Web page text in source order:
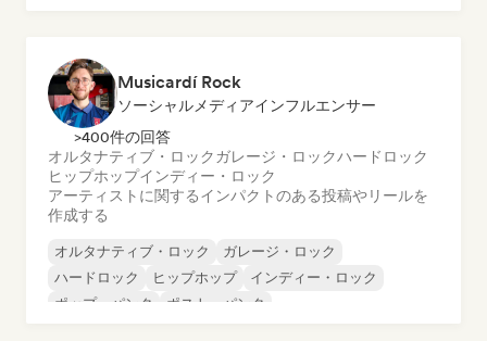
Musicardí Rock
ソーシャルメディアインフルエンサー
>400件の回答
オルタナティブ・ロックガレージ・ロックハードロック
ヒップホップインディー・ロック
アーティストに関するインパクトのある投稿やリールを
作成する
オルタナティブ・ロック
ガレージ・ロック
ハードロック
ヒップホップ
インディー・ロック
ポップ・パンク
ポスト・パンク